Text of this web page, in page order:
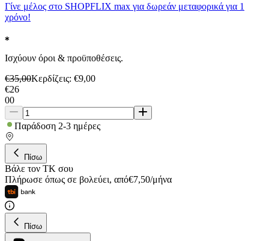
Γίνε μέλος στο SHOPFLIX max για δωρεάν μεταφορικά για 1
χρόνο!
Ισχύουν όροι & προϋποθέσεις.
€35,00Κερδίζεις: €9,00
€26
00
Παράδοση 2-3 ημέρες
Πίσω
Βάλε τον ΤΚ σου
Πλήρωσε όπως σε βολεύει, από€7,50/μήνα
Πίσω